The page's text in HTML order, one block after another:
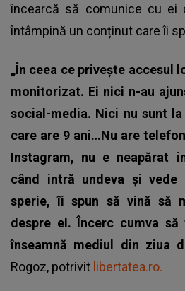
încearcă să comunice cu ei
întâmpină un conținut care îi
„În ceea ce privește accesul
monitorizat. Ei nici n-au
social-media. Nici nu sunt
care are 9 ani…Nu are
Instagram, nu e neapărat
când intră undeva și
sperie, îi spun să vină să
despre el. Încerc cumva
înseamnă mediul din ziua
Rogoz, potrivit libertatea.ro.